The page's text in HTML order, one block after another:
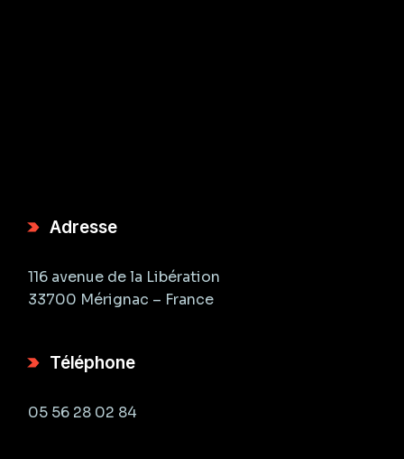
Adresse
116 avenue de la Libération
33700 Mérignac – France
Téléphone
05 56 28 02 84